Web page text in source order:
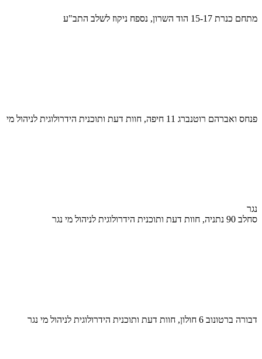
מתחם כנרת 15-17 הוד השרון, נספח ניקוז לשלב התב"ע
פנחס ואברהם רוטנברג 11 חיפה, חוות דעת ותוכנית הידרולוגית לניהול מי
נגר
סחלב 90 נתניה, חוות דעת ותוכנית הידרולוגית לניהול מי נגר
דבורה ברטונוב 6 חולון, חוות דעת ותוכנית הידרולוגית לניהול מי נגר